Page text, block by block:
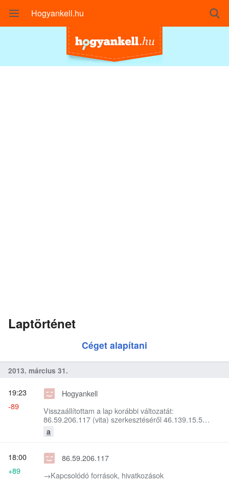
Hogyankell.hu
Laptörténet
Céget alapítani
2013. március 31.
Hogyankell
Visszaállítottam a lap korábbi változatát:
86.59.206.117 (vita) szerkesztéséről 46.139.15.5
szerkesztésére
a
19:23
-89
86.59.206.117
→‎Kapcsolódó források, hivatkozások
18:00
+89